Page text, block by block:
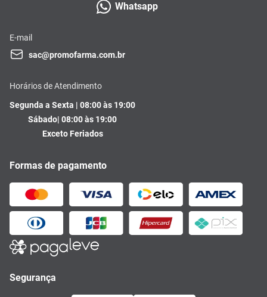
Whatsapp
E-mail
sac@promofarma.com.br
Horários de Atendimento
Segunda a Sexta | 08:00 às 19:00
Sábado| 08:00 às 19:00
Exceto Feriados
Formas de pagamento
Segurança